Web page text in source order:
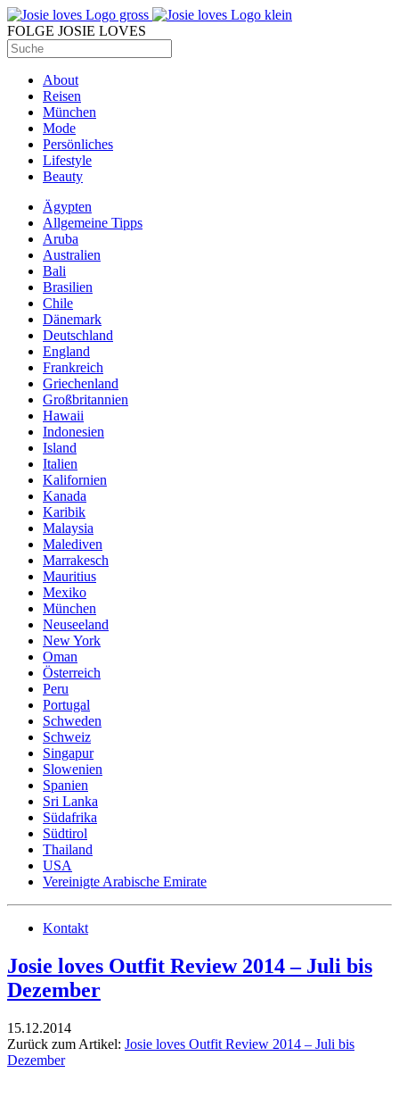
FOLGE JOSIE LOVES
About
Reisen
München
Mode
Persönliches
Lifestyle
Beauty
Ägypten
Allgemeine Tipps
Aruba
Australien
Bali
Brasilien
Chile
Dänemark
Deutschland
England
Frankreich
Griechenland
Großbritannien
Hawaii
Indonesien
Island
Italien
Kalifornien
Kanada
Karibik
Malaysia
Malediven
Marrakesch
Mauritius
Mexiko
München
Neuseeland
New York
Oman
Österreich
Peru
Portugal
Schweden
Schweiz
Singapur
Slowenien
Spanien
Sri Lanka
Südafrika
Südtirol
Thailand
USA
Vereinigte Arabische Emirate
Kontakt
Josie loves Outfit Review 2014 – Juli bis
Dezember
15.12.2014
Zurück zum Artikel: Josie loves Outfit Review 2014 – Juli bis
Dezember